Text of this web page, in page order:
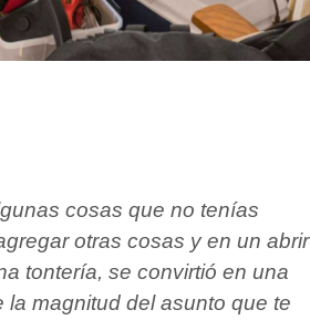
cosas que no tenías
otras cosas y en un abrir
tontería, se convirtió en una
magnitud del asunto que te